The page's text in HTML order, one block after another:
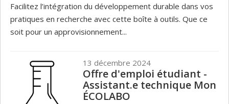
Facilitez l’intégration du développement durable dans vos
pratiques en recherche avec cette boîte à outils. Que ce
soit pour un approvisionnement...
13 décembre 2024
Offre d'emploi étudiant -
Assistant.e technique Mon
ÉCOLABO